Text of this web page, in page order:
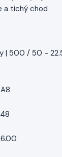
a tichý chod
| 500 / 50 -